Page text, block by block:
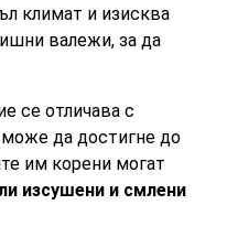
климат и изисква
валежи, за да
се отличава с
може да достигне до
им корени могат
изсушени и смлени